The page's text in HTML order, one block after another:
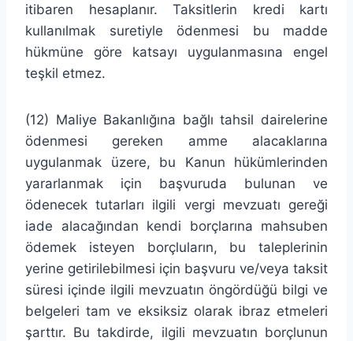
itibaren hesaplanır. Taksitlerin kredi kartı
kullanılmak suretiyle ödenmesi bu madde
hükmüne göre katsayı uygulanmasına engel
teşkil etmez.
(12) Maliye Bakanlığına bağlı tahsil dairelerine
ödenmesi gereken amme alacaklarına
uygulanmak üzere, bu Kanun hükümlerinden
yararlanmak için başvuruda bulunan ve
ödenecek tutarları ilgili vergi mevzuatı gereği
iade alacağından kendi borçlarına mahsuben
ödemek isteyen borçluların, bu taleplerinin
yerine getirilebilmesi için başvuru ve/veya taksit
süresi içinde ilgili mevzuatın öngördüğü bilgi ve
belgeleri tam ve eksiksiz olarak ibraz etmeleri
şarttır. Bu takdirde, ilgili mevzuatın borçlunun